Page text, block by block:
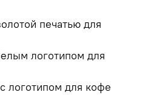
печатью для
логотипом для
логотипом для кофе